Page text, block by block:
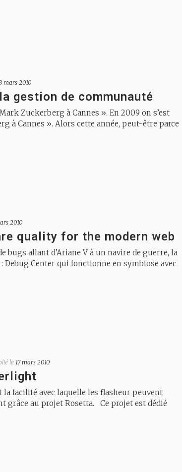
mars 2010
gestion de communauté
Zuckerberg à Cannes ». En 2009 on s’est
à Cannes ». Alors cette année, peut-être parce
2010
quality for the modern web
bugs allant d’Ariane V à un navire de guerre, la
Center qui fonctionne en symbiose avec
le17 mars 2010
facilité avec laquelle les flasheur peuvent
au projet Rosetta. Ce projet est dédié